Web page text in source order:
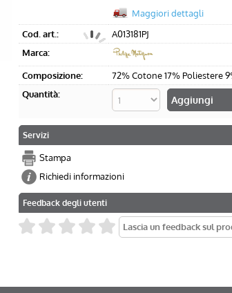
Maggiori dettagli
Cod. art.:
A013181PJ
Marca:
Composizione:
72% Cotone 17% Poliestere
Quantità:
Servizi
Stampa
Richiedi informazioni
Feedback degli utenti